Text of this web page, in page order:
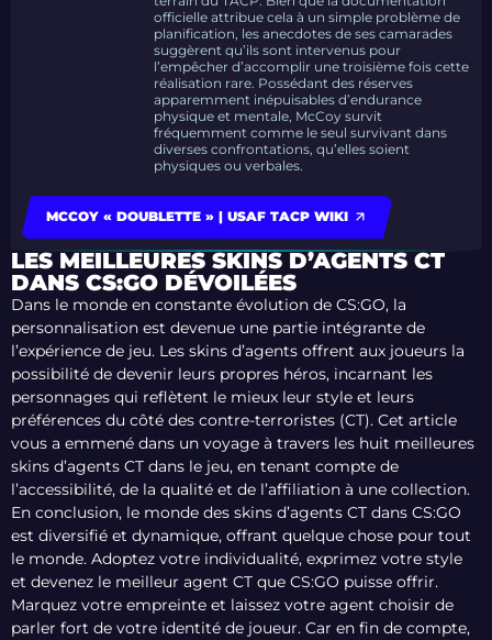
officielle attribue cela à un simple problème de
planification, les anecdotes de ses camarades
suggèrent qu’ils sont intervenus pour
l’empêcher d’accomplir une troisième fois cette
réalisation rare. Possédant des réserves
apparemment inépuisables d’endurance
physique et mentale, McCoy survit
fréquemment comme le seul survivant dans
diverses confrontations, qu’elles soient
physiques ou verbales.
MCCOY « DOUBLETTE » | USAF TACP WIKI
LES MEILLEURES SKINS D’AGENTS CT
DANS CS:GO DÉVOILÉES
Dans le monde en constante évolution de CS:GO, la
personnalisation est devenue une partie intégrante de
l’expérience de jeu. Les skins d’agents offrent aux joueurs la
possibilité de devenir leurs propres héros, incarnant les
personnages qui reflètent le mieux leur style et leurs
préférences du côté des contre-terroristes (CT). Cet article
vous a emmené dans un voyage à travers les huit meilleures
skins d’agents CT dans le jeu, en tenant compte de
l’accessibilité, de la qualité et de l’affiliation à une collection.
En conclusion, le monde des skins d’agents CT dans CS:GO
est diversifié et dynamique, offrant quelque chose pour tout
le monde. Adoptez votre individualité, exprimez votre style
et devenez le meilleur agent CT que CS:GO puisse offrir.
Marquez votre empreinte et laissez votre agent choisir de
parler fort de votre identité de joueur. Car en fin de compte,